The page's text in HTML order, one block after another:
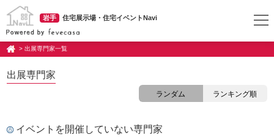
岩手 住宅展示場・住宅イベントNavi
> 出展専門家一覧
出展専門家
ランダム ランキング順
イベントを開催していない専門家